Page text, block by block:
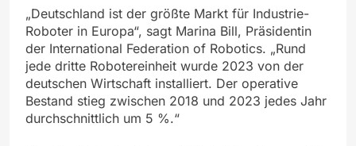
„Deutschland ist der größte Markt für Industrie-
Roboter in Europa“, sagt Marina Bill, Präsidentin
der International Federation of Robotics. „Rund
jede dritte Robotereinheit wurde 2023 von der
deutschen Wirtschaft installiert. Der operative
Bestand stieg zwischen 2018 und 2023 jedes Jahr
durchschnittlich um 5 %.“